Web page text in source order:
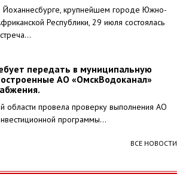
Йоханнесбурге, крупнейшем городе Южно-
Республики, 29 июля состоялась
передать в муниципальную
АО «ОмскВодоканал»
области провела проверку выполнения АО
программы...
ВСЕ НОВОСТИ